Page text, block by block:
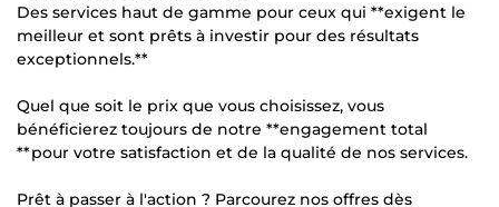
Des services haut de gamme pour ceux qui **exigent le
meilleur et sont prêts à investir pour des résultats
exceptionnels.**
Quel que soit le prix que vous choisissez, vous
bénéficierez toujours de notre **engagement total
**pour votre satisfaction et de la qualité de nos services.
Prêt à passer à l'action ? Parcourez nos offres dès